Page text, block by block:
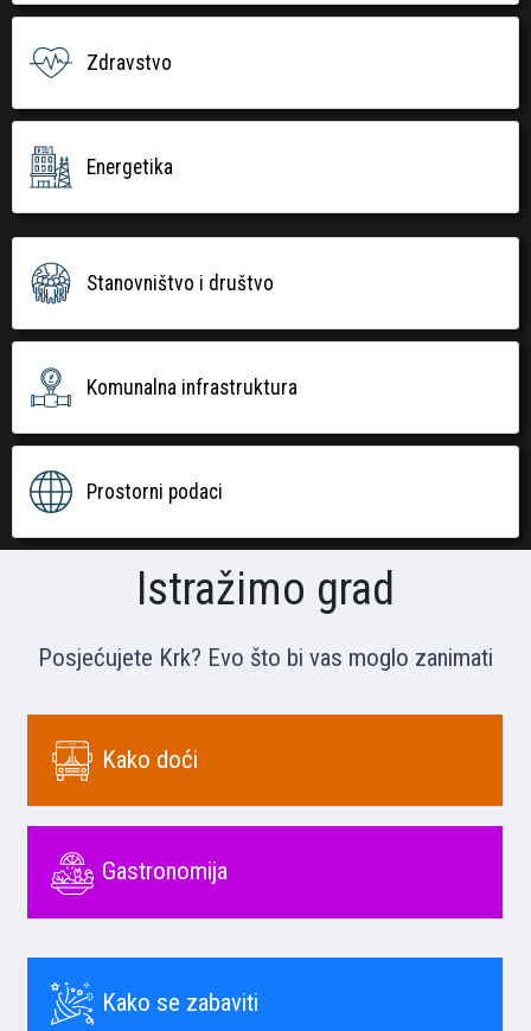
Zdravstvo
Energetika
Stanovništvo i društvo
Komunalna infrastruktura
Prostorni podaci
Istražimo grad
Posjećujete Krk? Evo što bi vas moglo zanimati
Kako doći
Gastronomija
Kako se zabaviti